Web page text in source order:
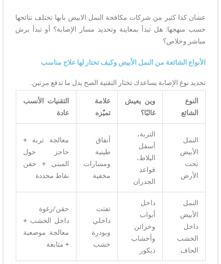
عشان كذا كثير من شركات مكافحة النمل الابيض بابها تختلف نتائجها
حسب منهجها: هل تبدأ بمعاينة وتحديد مسار الإصابة؟ أو تبدأ برش
مباشر وخلاص؟
الأنواع الشائعة من النمل الأبيض وكيف تختار لها علاج مناسب
تحديد نوع الإصابة يساعدك تختار التقنية الصح بدل ما تدفع مرتين.
النوع
الشائع
وين يعيش
غالبًا؟
علامة
تميّزه
التقنيات الأنسب
عادة
النمل
الأبيض
تحت
الأرض
التربة،
أسفل
البلاط،
قواعد
الجدران
أنفاق
طينية
ومسارات
مخفية
معالجة تربة +
حاجز حول
المبنى + حقن
نقاط محددة
النمل
الأبيض
داخل
الخشب
الجاف
داخل
أبواب
وخزائن
وأخشاب
ديكور
تفتت
داخلي
وبودرة
خشب
حقن/رغوة
داخل الخشب +
معالجة موضعية
+ متابعة